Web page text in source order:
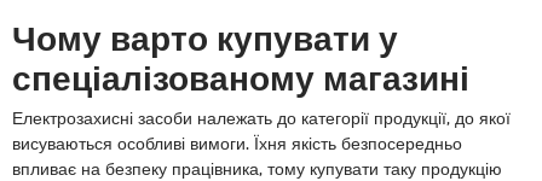
Чому варто купувати у
спеціалізованому магазині
Електрозахисні засоби належать до категорії продукції, до якої
висуваються особливі вимоги. Їхня якість безпосередньо
впливає на безпеку працівника, тому купувати таку продукцію